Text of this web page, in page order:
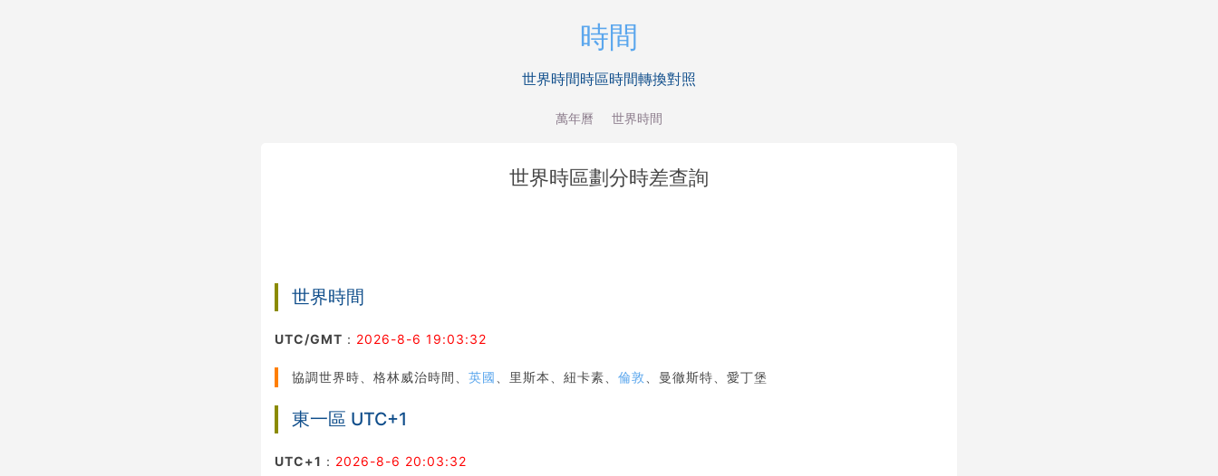
時間
世界時間時區時間轉換對照
萬年曆 世界時間
世界時區劃分時差查詢
世界時間
UTC/GMT ： 2026-8-6 19:03:32
協調世界時、格林威治時間、英國 、里斯本、紐卡素、倫敦 、曼徹斯特、愛丁堡
東一區 UTC+1
UTC+1 ： 2026-8-6 20:03:32